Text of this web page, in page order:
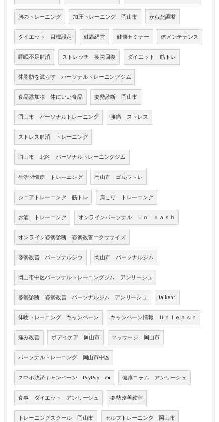
胸のトレーニング 加圧トレーニング 岡山市 からだ調整
ダイエット 目標設定 健康経営 健康セミナー 体メンテナンス
睡眠不足解消 ストレッチ 疲労回復 ダイエット 筋トレ
体脂肪を減らす パーソナルトレーニングジム
食品添加物 体にいい食品 姿勢診断 岡山市
岡山市 パーソナルトレーニング 腰痛 ストレス
ストレス解消 トレーニング
岡山市 北区 パーソナルトレーニングジム
生活習慣病 トレーニング 岡山市 ゴルフトレ
シニアトレーニング 筋トレ 肩こり トレーニング
お酒 トレーニング オンラインパーソナル Ｕｎｌｅａｓｈ
オンライン姿勢診断 姿勢改善エクササイズ
姿勢改善 パーソナルジウ 岡山市 パーソナルジム
岡山市中区パーソナルトレーニングジム アンリーシュ
姿勢診断 姿勢改善 パーソナルジム アンリーシュ taikenn
体験トレーニング キャンペーン キャンペーン情報 Ｕｎｌｅａｓｈ
痛み改善 ボデイケア 岡山市 マッサージ 岡山市
パーソナルトレーニング 岡山市中区
スマホ決済キャンペーン PayPay au 健康コラム アンリーシュ
食事 ダイエット アンリーシュ 姿勢改善教室
トレーニングスクール 岡山市 セルフトレーニング 岡山市